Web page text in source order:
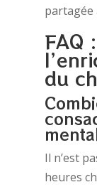
partagée
FAQ
du
Il n’est
heures